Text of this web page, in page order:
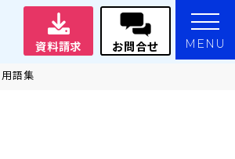
資料請求 お問合せ MENU
用語集